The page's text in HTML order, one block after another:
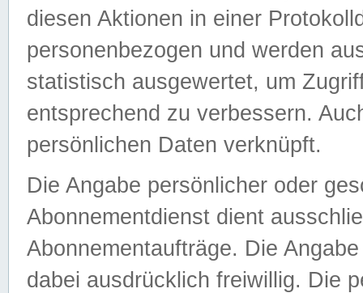
diesen Aktionen in einer
personenbezogen und werden
statistisch ausgewertet, um
entsprechend zu verbessern.
persönlichen Daten verknüpft.
Die Angabe persönlicher oder
Abonnementdienst dient
Abonnementaufträge. Die
dabei ausdrücklich freiwillig. Die